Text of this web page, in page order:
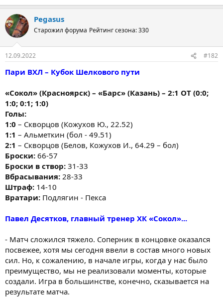
Pegasus
Старожил форума Рейтинг сезона: 330
12.09.2022 #182
Пари ВХЛ – Кубок Шелкового пути
«Сокол» (Красноярск) – «Барс» (Казань) – 2:1 ОТ (0:0;
1:0; 0:1; 1:0)
Голы:
1:0 – Скворцов (Кожухов Ю., 22.52)
1:1 – Альметкин (бол - 49.51)
2:1 – Скворцов (Белов, Кожухов И., 64.29 – бол)
Броски: 66-57
Броски в створ: 31-33
Вбрасывания: 28-33
Штраф: 14-10
Вратари: Подлягин - Пекса
Павел Десятков, главный тренер ХК «Сокол»...
- Матч сложился тяжело. Соперник в концовке оказался
посвежее, хотя мы сегодня ввели в состав много новых
сил. Но, к сожалению, в начале игры, когда у нас было
преимущество, мы не реализовали моменты, которые
создали. Игра в большинстве, конечно, сказывается на
результате матча.